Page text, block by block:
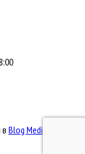
Blog Media SRL